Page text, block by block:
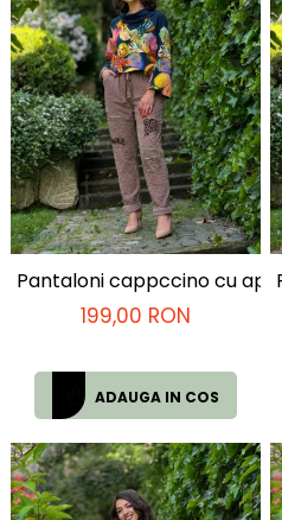
Pantaloni cappccino cu
199,00 RON
ADAUGA IN COS